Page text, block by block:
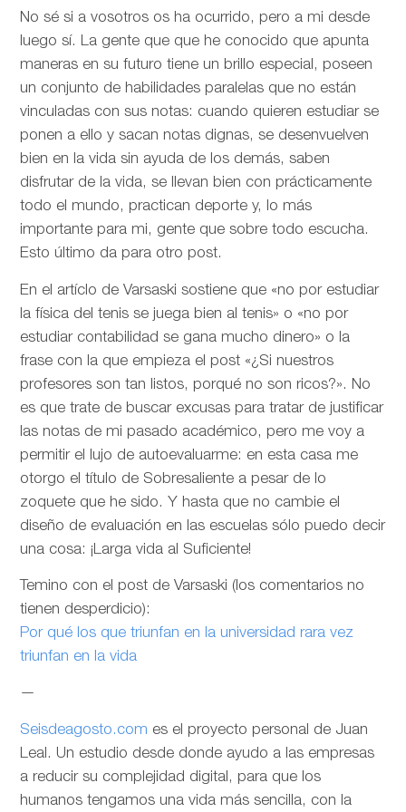
No sé si a vosotros os ha ocurrido, pero a mi desde
luego sí. La gente que que he conocido que apunta
maneras en su futuro tiene un brillo especial, poseen
un conjunto de habilidades paralelas que no están
vinculadas con sus notas: cuando quieren estudiar se
ponen a ello y sacan notas dignas, se desenvuelven
bien en la vida sin ayuda de los demás, saben
disfrutar de la vida, se llevan bien con prácticamente
todo el mundo, practican deporte y, lo más
importante para mi, gente que sobre todo escucha.
Esto último da para otro post.
En el artíclo deVarsaski sostiene que «no por estudiar
la física del tenis se juega bien al tenis» o «no por
estudiar contabilidad se gana mucho dinero» o la
frase con la que empieza el post «¿Si nuestros
profesores son tan listos, porqué no son ricos?». No
es que trate de buscar excusas para tratar de justificar
las notas de mi pasado académico, pero me voy a
permitir el lujo de autoevaluarme: en esta casa me
otorgo el título de Sobresaliente a pesar de lo
zoquete que he sido. Y hasta que no cambie el
diseño de evaluación en las escuelas sólo puedo decir
una cosa: ¡Larga vida al Suficiente!
Temino con el post de Varsaski (los comentarios no
tienen desperdicio):
Por qué los que triunfan en la universidad rara vez
triunfan en la vida
—
Seisdeagosto.com es el proyecto personal de Juan
Leal. Un estudio desde donde ayudo a las empresas
a reducir su complejidad digital, para que los
humanos tengamos una vida más sencilla, con la